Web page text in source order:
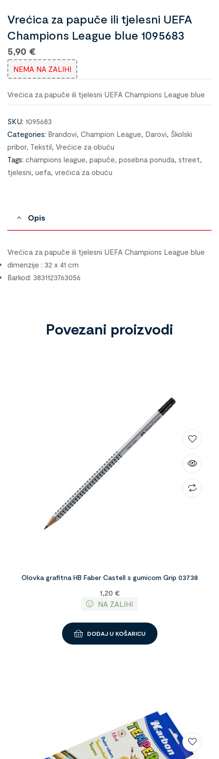
Vrećica za papuče ili tjelesni UEFA
Champions League blue 1095683
5,90 €
NEMA NA ZALIHI
Vrećica za papuče ili tjelesni UEFA Champions League blue
SKU: 1095683
Categories: Brandovi, Champion League, Darovi, Školski
pribor, Tekstil, Vrećice za obuću
Tags: champions league, papuče, posebna ponuda, street,
tjelesni, uefa, vrećica za obuću
Opis
Vrećica za papuče ili tjelesni UEFA Champions League blue
dimenzije : 32 x 41 cm
Barkod: 3831123763056
Povezani proizvodi
Olovka grafitna HB Faber Castell s gumicom Grip 03738
1,20 €
NA ZALIHI
DODAJ U KOŠARICU